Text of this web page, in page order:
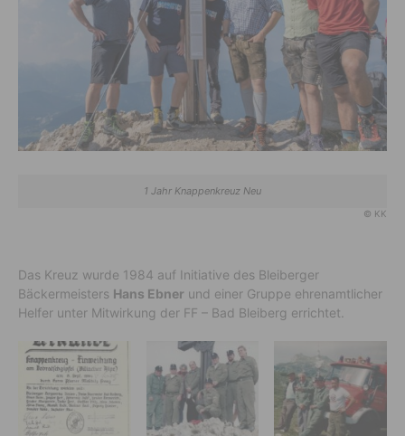
1 Jahr Knappenkreuz Neu
© KK
Das Kreuz wurde 1984 auf Initiative des Bleiberger
Bäckermeisters Hans Ebner und einer Gruppe ehrenamtlicher
Helfer unter Mitwirkung der FF – Bad Bleiberg errichtet.